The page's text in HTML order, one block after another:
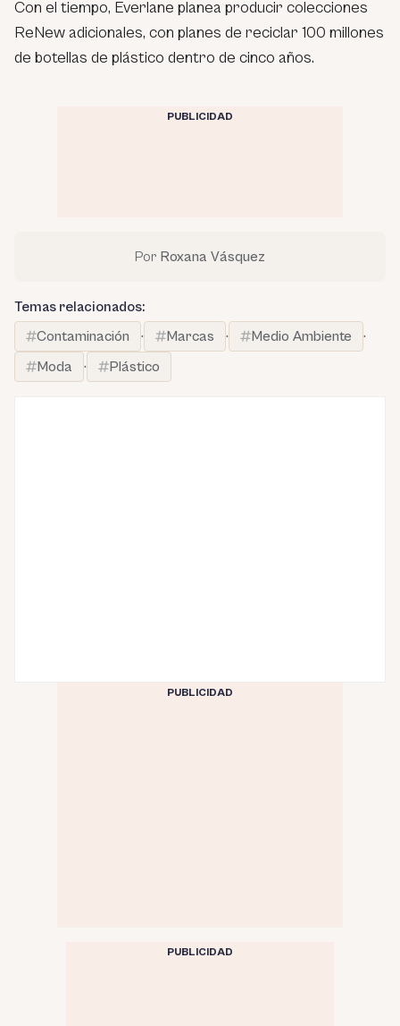
Con el tiempo, Everlane planea producir colecciones
ReNew adicionales, con planes de reciclar 100 millones
de botellas de plástico dentro de cinco años.
PUBLICIDAD
Por Roxana Vásquez
Temas relacionados:
Contaminación
· Marcas · Medio Ambiente
·
Moda
· Plástico
PUBLICIDAD
PUBLICIDAD